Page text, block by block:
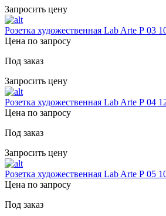
Запросить цену
Розетка художественная Lab Arte Р 03
Цена по запросу
Под заказ
Запросить цену
Розетка художественная Lab Arte Р 04
Цена по запросу
Под заказ
Запросить цену
Розетка художественная Lab Arte Р 05
Цена по запросу
Под заказ